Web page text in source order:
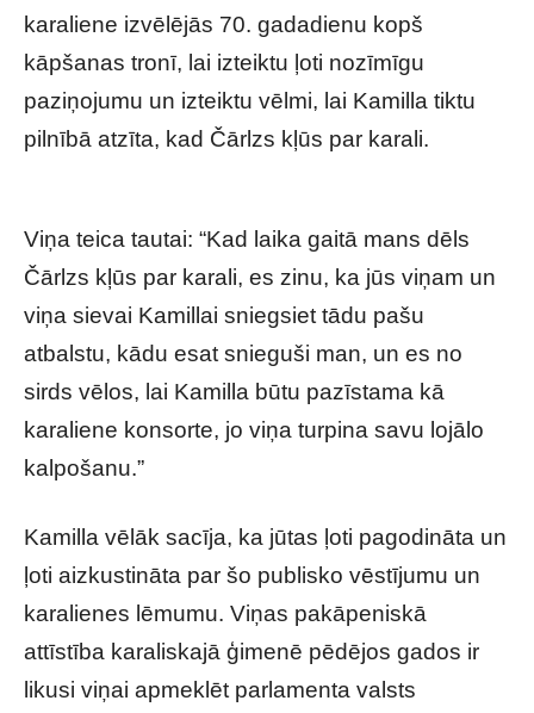
karaliene izvēlējās 70. gadadienu kopš
kāpšanas tronī, lai izteiktu ļoti nozīmīgu
paziņojumu un izteiktu vēlmi, lai Kamilla tiktu
pilnībā atzīta, kad Čārlzs kļūs par karali.
Viņa teica tautai: “Kad laika gaitā mans dēls
Čārlzs kļūs par karali, es zinu, ka jūs viņam un
viņa sievai Kamillai sniegsiet tādu pašu
atbalstu, kādu esat snieguši man, un es no
sirds vēlos, lai Kamilla būtu pazīstama kā
karaliene konsorte, jo viņa turpina savu lojālo
kalpošanu.”
Kamilla vēlāk sacīja, ka jūtas ļoti pagodināta un
ļoti aizkustināta par šo publisko vēstījumu un
karalienes lēmumu. Viņas pakāpeniskā
attīstība karaliskajā ģimenē pēdējos gados ir
likusi viņai apmeklēt parlamenta valsts